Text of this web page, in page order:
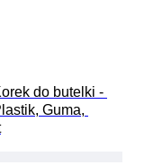
do butelki -
Guma,